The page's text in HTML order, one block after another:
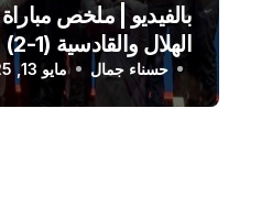
بالفيديو | ملخص مباراة
الهلال والقادسية (1-2)
الدوري السعودي
حسناء جمال مايو 13, 2025